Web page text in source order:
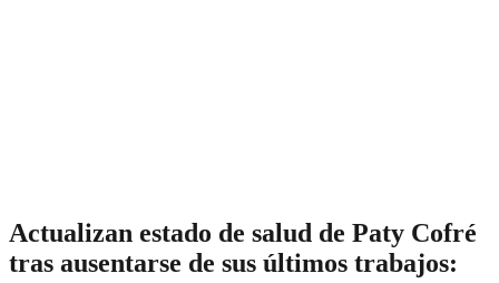
Actualizan estado de salud de Paty Cofré
tras ausentarse de sus últimos trabajos: